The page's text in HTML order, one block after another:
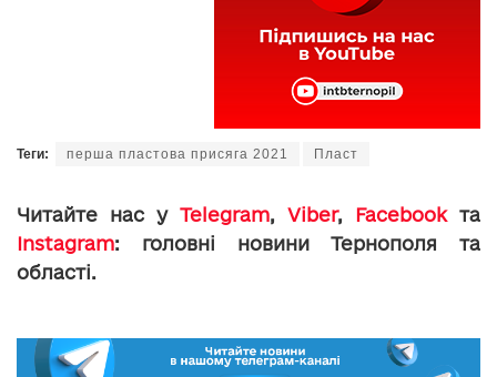
Теги: перша пластова присяга 2021 Пласт
Читайте нас у Telegram, Viber, Facebookта
Instagram: головні новини Тернополя та
області.